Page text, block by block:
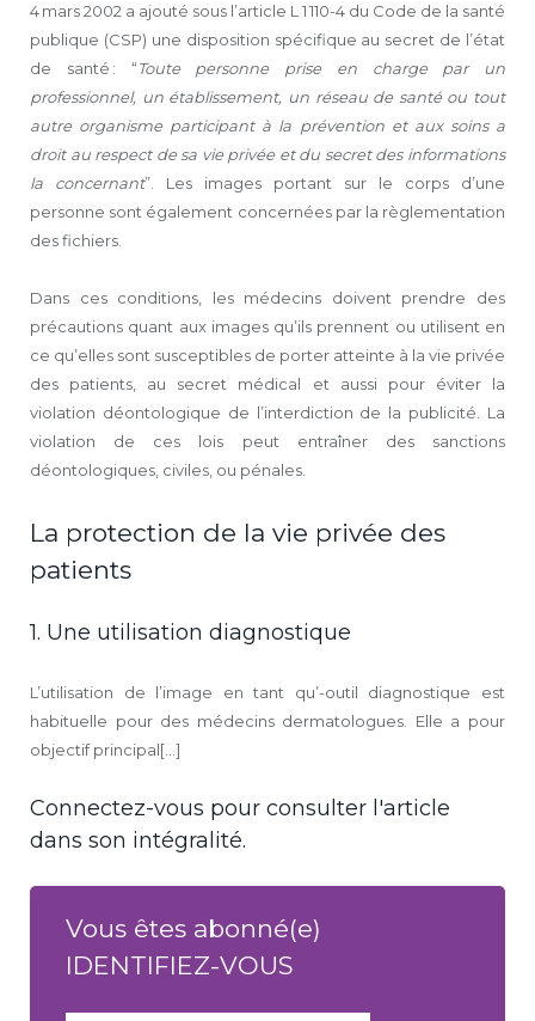
4 mars 2002 a ajouté sous l’article L 1 110-4 du Code de la santé
publique (CSP) une disposition spécifique au secret de l’état
de santé : “Toute personne prise en charge par un
professionnel, un établissement, un réseau de santé ou tout
autre organisme participant à la prévention et aux soins a
droit au respect de sa vie privée et du secret des informations
la concernant”. Les images portant sur le corps d’une
personne sont également concernées par la règlementation
des fichiers.
Dans ces conditions, les médecins doivent prendre des
précautions quant aux images qu’ils prennent ou utilisent en
ce qu’elles sont susceptibles de porter atteinte à la vie privée
des patients, au secret médical et aussi pour éviter la
violation déontologique de l’interdiction de la publicité. La
violation de ces lois peut entraîner des sanctions
déontologiques, civiles, ou pénales.
La protection de la vie privée des
patients
1. Une utilisation diagnostique
L’utilisation de l’image en tant qu’-outil diagnostique est
habituelle pour des médecins dermatologues. Elle a pour
objectif principal[...]
Connectez-vous pour consulter l'article
dans son intégralité.
Vous êtes abonné(e)
IDENTIFIEZ-VOUS